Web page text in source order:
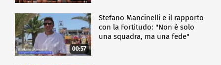
00:57
Stefano Mancinelli e il rapporto
con la Fortitudo: "Non è solo
una squadra, ma una fede"